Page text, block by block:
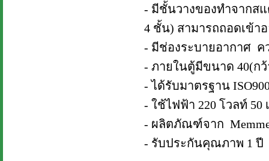
- มีชั้นวางของทำจากส
4 ชั้น) สามารถถอดเข้า
- มีช่องระบายอากาศ ค
- ภายในตู้มีขนาด 40(กว้
- ได้รับมาตรฐาน
- ใช้ไฟฟ้า 220 โวลท์ 50
- ผลิตภัณฑ์จาก
- รับประกันคุณภาพ 1 ปี